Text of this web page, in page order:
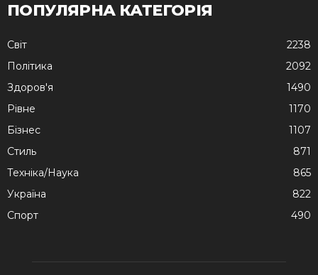
ПОПУЛЯРНА КАТЕГОРІЯ
Cвіт
2238
Політика
2092
Здоров'я
1490
Рівне
1170
Бізнес
1107
Стиль
871
Техніка/Наука
865
Україна
822
Спорт
490